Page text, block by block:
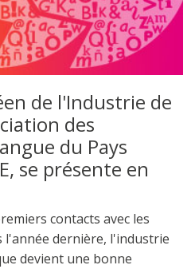
de l'Industrie de
des
du Pays
se présente en
contacts avec les
dernière, l'industrie
devient une bonne